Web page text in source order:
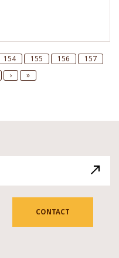
Page
154 Page
155 Page
156 Page
157
Next
›
Last
»
CONTACT